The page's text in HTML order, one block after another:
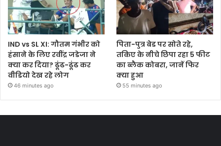
IND vs SL XI: गौतम गंभीर को
हंसाने के लिए रवींद्र जडेजा ने
क्या कर दिया? ढूंढ-ढूंढ कर
वीडियो देख रहे लोग
46 minutes ago
पिता-पुत्र बेड पर सोते रहे,
तकिए के नीचे छिपा रहा 5 फीट
का ब्लैक कोबरा, जानें फिर
क्या हुआ
55 minutes ago